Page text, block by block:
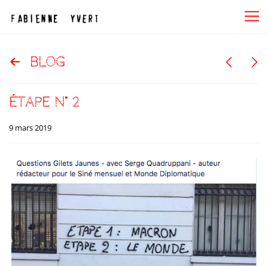
blog
étape n° 2
9 mars 2019